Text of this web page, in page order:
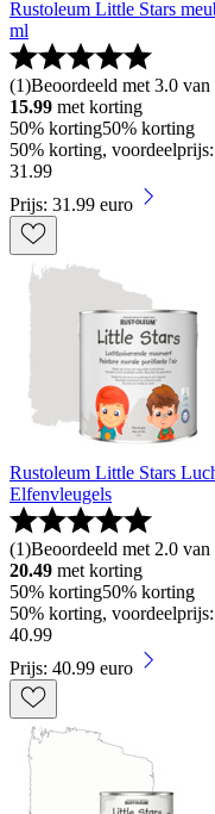
Rustoleum Little Stars
ml
(1)Beoordeeld met 3.0
15.99 met korting
50% korting50% korting
50% korting,
31 .99
Prijs: 31.99 euro
Rustoleum Little Stars
Elfenvleugels
(1)Beoordeeld met 2.0
20.49 met korting
50% korting50% korting
50% korting,
40.99
Prijs: 40.99 euro